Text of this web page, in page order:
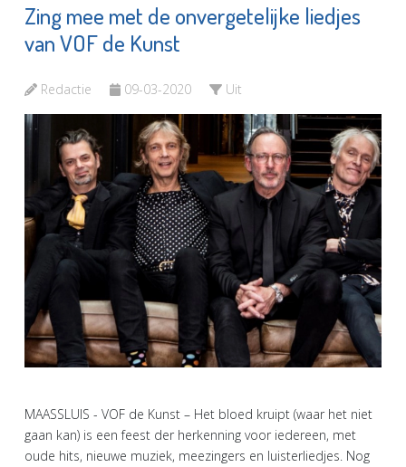
Zing mee met de onvergetelijke liedjes
van VOF de Kunst
Redactie 09-03-2020 Uit
MAASSLUIS - VOF de Kunst – Het bloed kruipt (waar het niet
gaan kan) is een feest der herkenning voor iedereen, met
oude hits, nieuwe muziek, meezingers en luisterliedjes. Nog